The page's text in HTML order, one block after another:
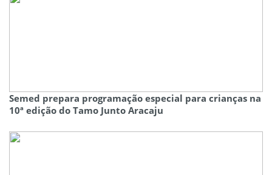
Semed prepara programação especial para crianças na
10ª edição do Tamo Junto Aracaju